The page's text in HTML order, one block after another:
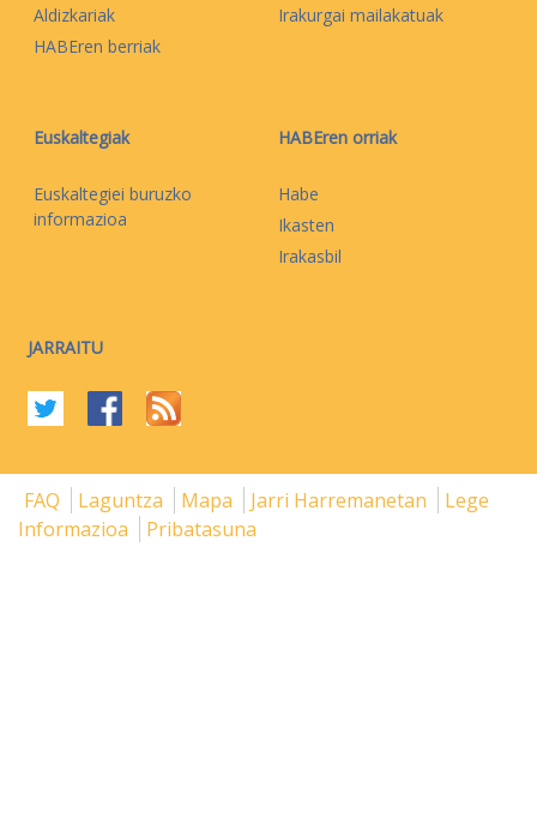
Aldizkariak
HABEren berriak
Irakurgai mailakatuak
Euskaltegiak
Euskaltegiei buruzko
informazioa
HABEren orriak
Habe
Ikasten
Irakasbil
JARRAITU
FAQ Laguntza Mapa Jarri Harremanetan
Lege
Informazioa
Pribatasuna